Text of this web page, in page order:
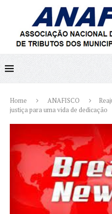
Home ANAFISCO
justiça para uma vida de dedicação